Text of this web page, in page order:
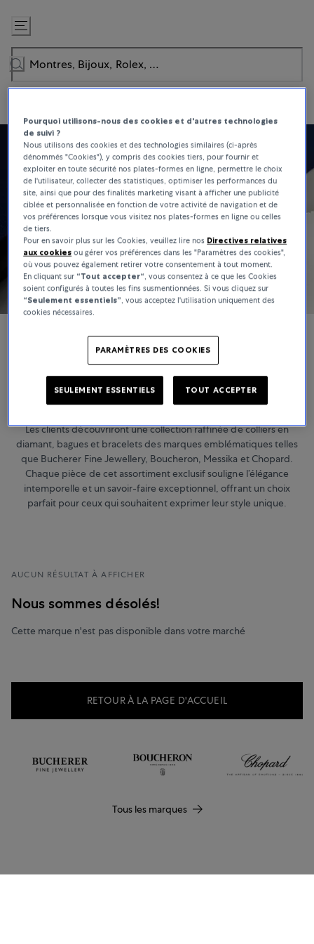
Passer
au
contenu
Bijoux
Les clients découvriront une collection raffinée de colliers en
diamant, bagues et bracelets des marques emblématiques telles
que Bucherer Fine Jewellery, Boucheron, Messika et Chopard.
Chaque pièce de cet assortiment exclusif souligne l’élégance
intemporelle et un savoir-faire exceptionnel, offrant un choix
parfait pour ceux qui souhaitent exprimer leur style unique.
AUCUN RÉSULTAT À AFFICHER
Nous sommes désolés!
Cette marque n'est pas disponible dans votre marché
RETOUR À LA PAGE D'ACCUEIL
Tous les marques
Pourquoi utilisons-nous des cookies et d'autres technologies
de suivi ?
Nous utilisons des cookies et des technologies similaires (ci-après
dénommés "Cookies"), y compris des cookies tiers, pour fournir et
exploiter en toute sécurité nos plates-formes en ligne, permettre le choix
de l'utilisateur, collecter des statistiques, optimiser les performances du
site, ainsi que pour des finalités marketing visant à afficher une publicité
ciblée et personnalisée en fonction de votre activité de navigation et de
vos préférences lorsque vous visitez nos plates-formes en ligne ou celles
de tiers.
Pour en savoir plus sur les Cookies, veuillez lire nos Directives relatives
aux cookies ou gérer vos préférences dans les "Paramètres des cookies",
où vous pouvez également retirer votre consentement à tout moment.
En cliquant sur “Tout accepter“, vous consentez à ce que les Cookies
soient configurés à toutes les fins susmentionnées. Si vous cliquez sur
“Seulement essentiels”, vous acceptez l'utilisation uniquement des
cookies nécessaires.
PARAMÈTRES DES COOKIES
SEULEMENT ESSENTIELS TOUT ACCEPTER